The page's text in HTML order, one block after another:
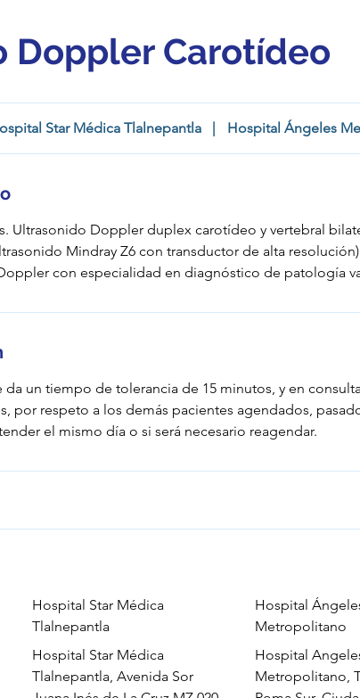
Doppler Carotídeo
Star Médica Tlalnepantla | Hospital Ángeles
Ultrasonido Doppler duplex carotídeo y vertebral
Mindray Z6 con transductor de alta
con especialidad en diagnóstico de patología
da un tiempo de tolerancia de 15 minutos, y en
por respeto a los demás pacientes agendados,
el mismo día o si será necesario reagendar.
Hospital Star Médica
Tlalnepantla
Hospital Star Médica
Tlalnepantla, Avenida Sor
Hospital
Metropolitano
Hospital
Metropolitano,